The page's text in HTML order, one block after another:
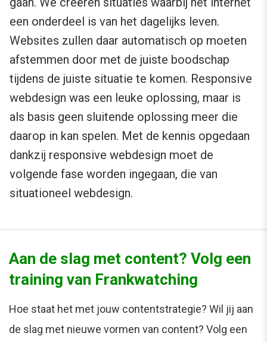
een onderdeel is van het dagelijks leven.
Websites zullen daar automatisch op moeten
afstemmen door met de juiste boodschap
tijdens de juiste situatie te komen. Responsive
webdesign was een leuke oplossing, maar is
als basis geen sluitende oplossing meer die
daarop in kan spelen. Met de kennis opgedaan
dankzij responsive webdesign moet de
volgende fase worden ingegaan, die van
situationeel webdesign.
Aan de slag met content? Volg een
training van Frankwatching
Hoe staat het met jouw contentstrategie? Wil jij aan
de slag met nieuwe vormen van content? Volg een